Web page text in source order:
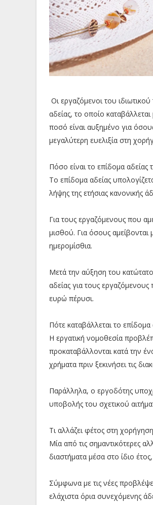
Οι εργαζόμενοι του
αδείας, το οποίο
ποσό είναι αυξημένο για
μεγαλύτερη ευελιξία στη
Πόσο είναι το επίδομα αδείας
Το επίδομα αδείας
λήψης της ετήσιας κανονικής
Για τους εργαζόμενους που
μισθού. Για όσους
ημερομίσθια.
Μετά την αύξηση του
αδείας για τους
ευρώ πέρυσι.
Πότε καταβάλλεται το επίδομα
Η εργατική νομοθεσία
προκαταβάλλονται κατά την
χρήματα πριν ξεκινήσει τις
Παράλληλα, ο εργοδότης
υποβολής του σχετικού
Τι αλλάζει φέτος στη
Μία από τις σημαντικότερες
διαστήματα μέσα στο ίδιο
Σύμφωνα με τις νέες
ελάχιστα όρια συνεχόμενης